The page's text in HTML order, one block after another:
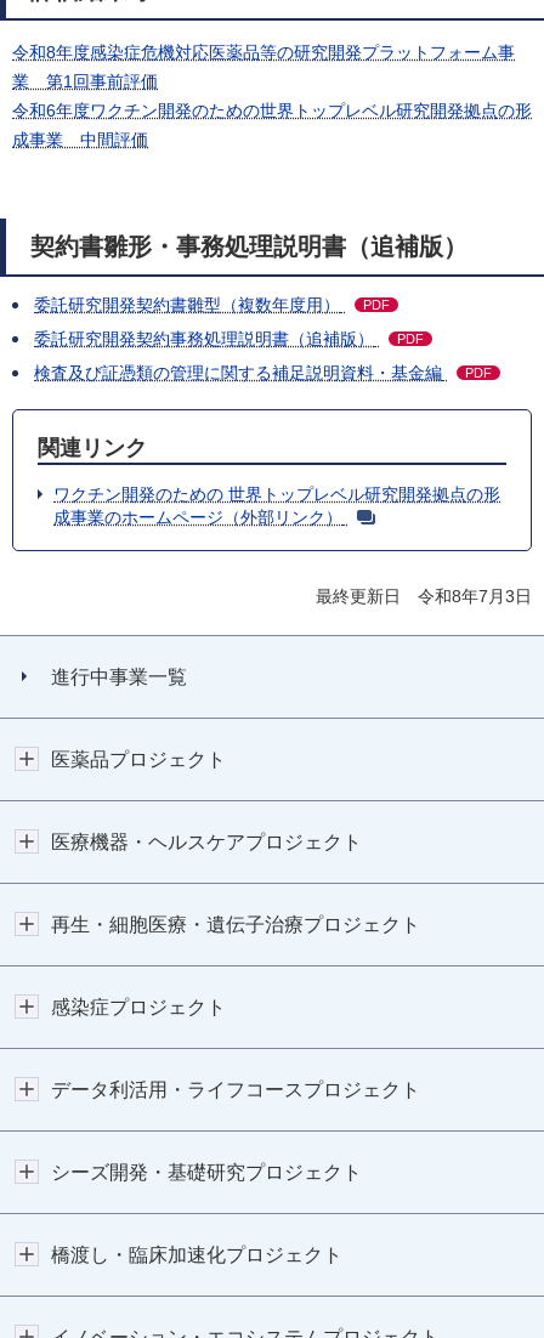
令和8年度感染症危機対応医薬品等の研究開発プラットフォーム事
業 第1回事前評価
令和6年度ワクチン開発のための世界トップレベル研究開発拠点の形
成事業 中間評価
契約書雛形・事務処理説明書（追補版）
委託研究開発契約書雛型（複数年度用） PDF
委託研究開発契約事務処理説明書（追補版） PDF
検査及び証憑類の管理に関する補足説明資料・基金編 PDF
関連リンク
ワクチン開発のための 世界トップレベル研究開発拠点の形
成事業のホームページ（外部リンク）
最終更新日 令和8年7月3日
進行中事業一覧
医薬品プロジェクト
医療機器・ヘルスケアプロジェクト
再生・細胞医療・遺伝子治療プロジェクト
感染症プロジェクト
データ利活用・ライフコースプロジェクト
シーズ開発・基礎研究プロジェクト
橋渡し・臨床加速化プロジェクト